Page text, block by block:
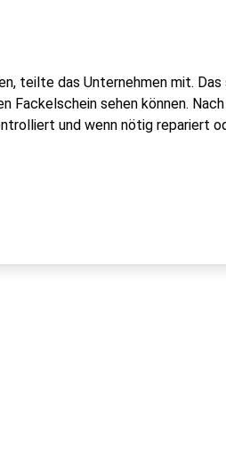
teilte das Unternehmen mit.
Fackelschein sehen können.
und wenn nötig repariert